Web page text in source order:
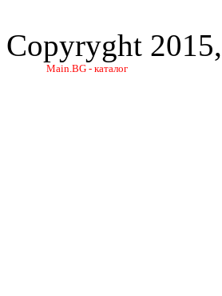
Copyryght
Main.BG - каталог